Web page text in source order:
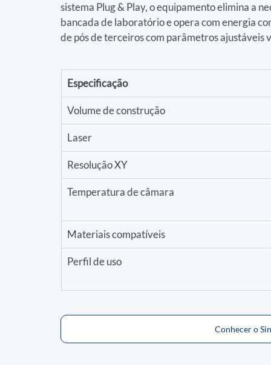
sistema Plug & Play, o equipamento elimina a
bancada de laboratório e opera com energia
de pós de terceiros com parâmetros ajustáveis
Especificação
Volume de construção
Laser
Resolução XY
Temperatura de câmara
Materiais compatíveis
Perfil de uso
Conhecer o